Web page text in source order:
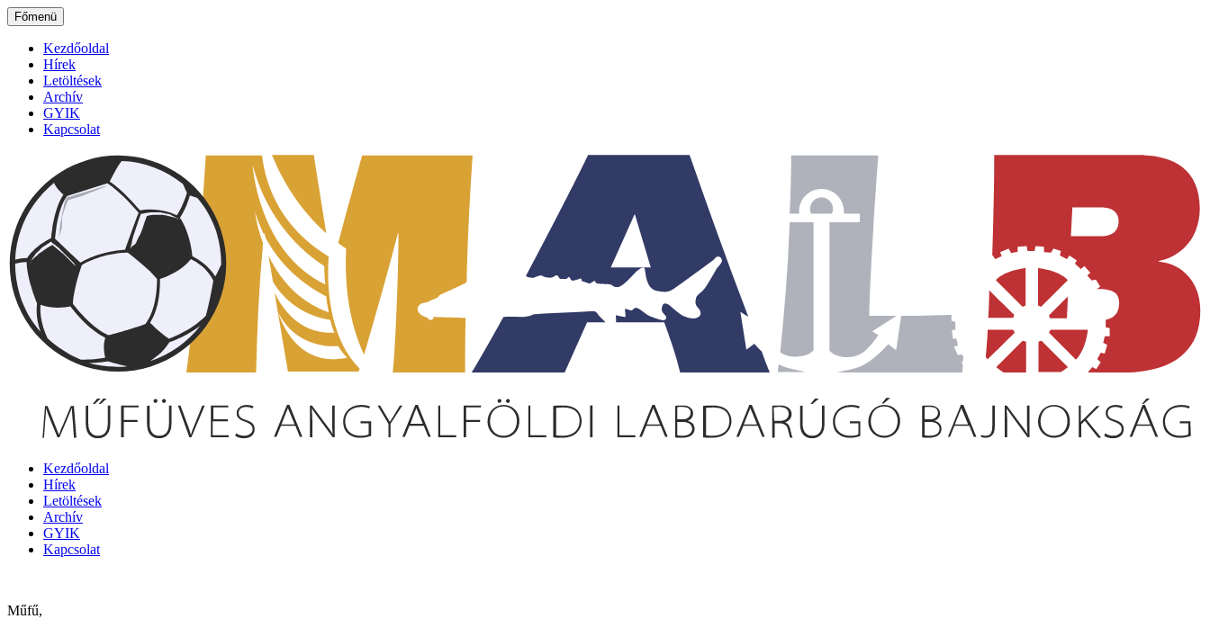
Ugrás
a
tartalomhoz
Főmenü
Kezdőoldal
Hírek
Letöltések
Archív
GYIK
Kapcsolat
Kezdőoldal
Hírek
Letöltések
Archív
GYIK
Kapcsolat
Műfű,